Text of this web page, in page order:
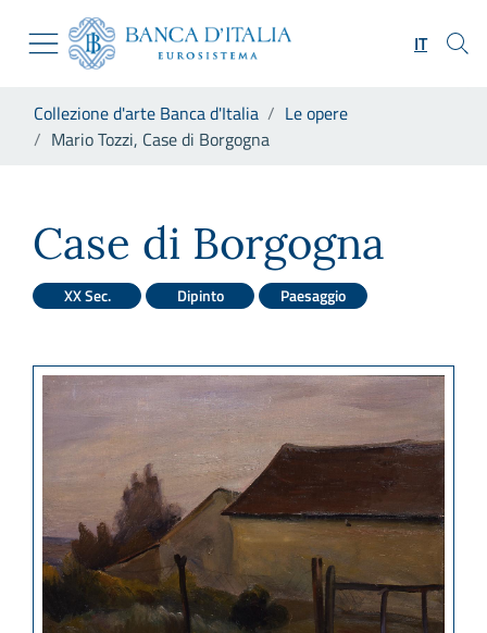
Skip to Main Content
Vai al sito istituzionale
Vai al menu di navigazione
Vai alla ricerca
Vai al footer
IT
Collezione d'arte Banca d'Italia
Le opere
Mario Tozzi, Case di Borgogna
Case di Borgogna
XX Sec. Dipinto Paesaggio